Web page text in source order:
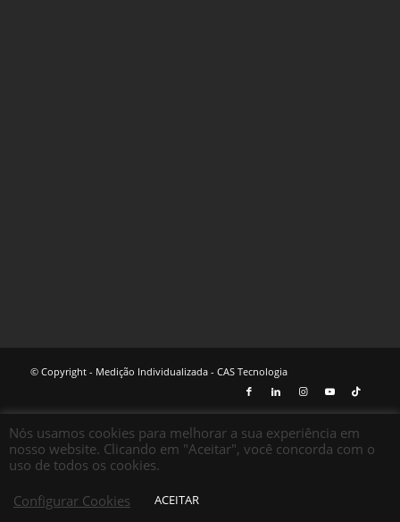
© Copyright - Medição Individualizada - CAS Tecnologia
Nós usamos cookies para melhorar a sua experiência em
nosso website. Clicando em "Aceitar", você concorda com o
uso de todos os cookies.
Configurar Cookies
ACEITAR